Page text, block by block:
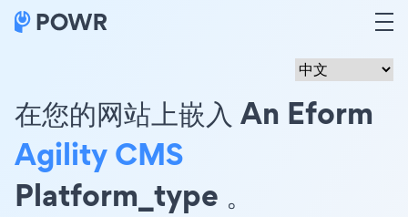
在您的网站上嵌入 An Eform
Agility CMS
Platform_type 。